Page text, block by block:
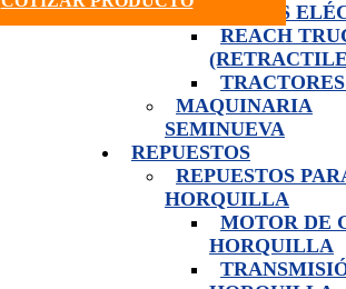
GRÚAS
REACH
MAQUINARIA
SEMINUEVA
REPUESTOS
REPUESTOS
HORQUILLA
MOTOR DE
HORQUILLA